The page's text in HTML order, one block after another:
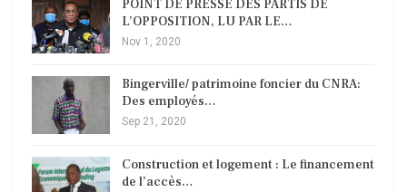
POINT DE PRESSE DES PARTIS DE
L’OPPOSITION, LU PAR LE…
Nov 1, 2020
Bingerville/ patrimoine foncier du CNRA:
Des employés…
Sep 21, 2020
Construction et logement : Le financement
de l’accès…